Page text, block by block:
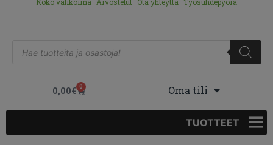
0,00€ 0 Oma tili
TUOTTEET